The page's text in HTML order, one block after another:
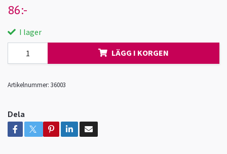
86:-
I lager
LÄGG I KORGEN
Artikelnummer: 36003
Dela